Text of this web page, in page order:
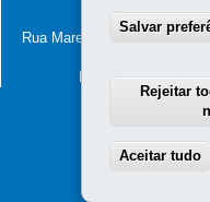
Rua Marechal Deodoro, 806,
Horário de
Salvar
Rejeitar
Aceitar tudo